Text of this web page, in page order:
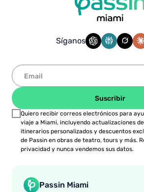
el Aeropuerto de Fort
Centro de Miami.
consulte los precios.
Miami son GRATUITOS con el
puede obtener un traslado de
descuento, pero el pase no
Síganos
Suscribir
Quiero recibir correos electrónicos para
viaje a Miami, incluyendo actualizaciones
itinerarios personalizados y descuentos
de Passin en obras de teatro, tours y más.
privacidad y nunca vendemos sus datos.
Passin Miami